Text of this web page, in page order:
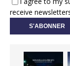
receive